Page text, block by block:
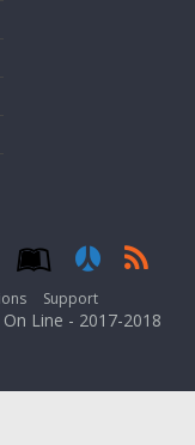
Support
Line - 2017-2018